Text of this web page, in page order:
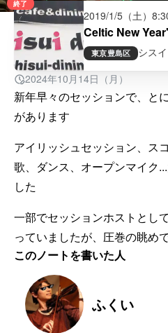
終了
2019/1/5（土）
Celtic New
ゥー
東京豊島区
シス
2024年10月14日（月）
新年早々のセッションで、と
があります
アイリッシュセッション、ス
歌、ダンス、オープンマイク
した
一部でセッションホストとし
っていましたが、圧巻の眺め
このノートを書いた人
ふくい